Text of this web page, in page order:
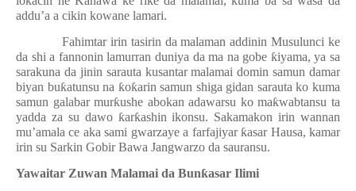
addu’a a cikin kowane lamari.
Fahimtar irin tasirin da malaman addinin Musulunci ke
da shi a fannonin lamurran duniya da ma na gobe ƙiyama, ya sa
sarakuna da jinin sarauta kusantar malamai domin samun damar
biyan buƙatunsu na ƙoƙarin samun shiga gidan sarauta ko kuma
samun galabar murƙushe abokan adawarsu ko maƙwabtansu ta
yadda za su dawo ƙarƙashin ikonsu. Sakamakon irin wannan
mu’amala ce aka sami gwarzaye a farfajiyar ƙasar Hausa, kamar
irin su Sarkin Gobir Bawa Jangwarzo da sauransu.
Yawaitar Zuwan Malamai da Bunƙasar Ilimi